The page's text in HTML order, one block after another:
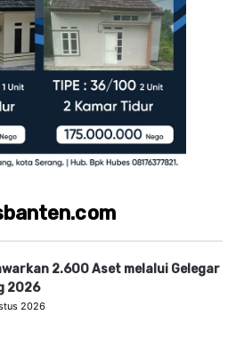
2.600 Aset melalui Gelegar
2026
2026